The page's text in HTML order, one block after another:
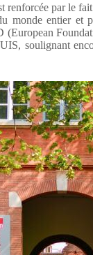
par le
monde entier et
(European
soulignant